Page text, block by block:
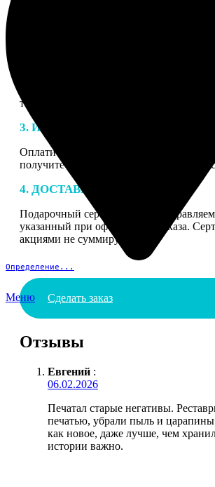
Определение...
Меню
специалисты могут связаться с Вами
телефону или email для согласования
3. ИЗГОТОВЛЕНИЕ
Оплатите заказ банковской картой.
получите подтверждение на email с
4. ДОСТАВКА И ОПЛАТА
Подарочный сертификат мы
указанный при оформлении заказа.
акциями не суммируются.
Сделать заказ
Отзывы
Евгений :
06.02.2026
Печатал старые негативы.
печатью, убрали пыль и
как новое, даже лучше, чем
истории важно.